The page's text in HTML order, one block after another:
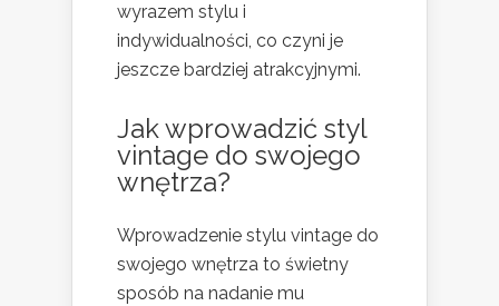
wyrazem stylu i
indywidualności, co czyni je
jeszcze bardziej atrakcyjnymi.
Jak wprowadzić styl
vintage do swojego
wnętrza?
Wprowadzenie stylu vintage do
swojego wnętrza to świetny
sposób na nadanie mu